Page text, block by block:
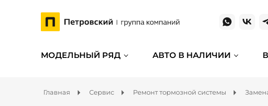
МОДЕЛЬНЫЙ РЯД АВТО В НАЛИЧИИ
Главная Сервис Ремонт тормозной системы